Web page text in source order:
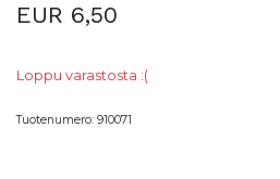
EUR 6,50
Loppu varastosta :(
Tuotenumero: 910071